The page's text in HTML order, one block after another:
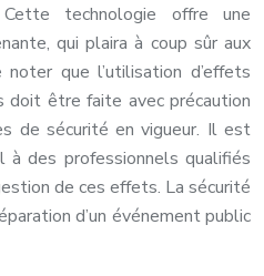
technologie offre une
qui plaira à coup sûr aux
que l’utilisation d’effets
doit être faite avec précaution
de sécurité en vigueur. Il est
à des professionnels qualifiés
de ces effets. La sécurité
d’un événement public